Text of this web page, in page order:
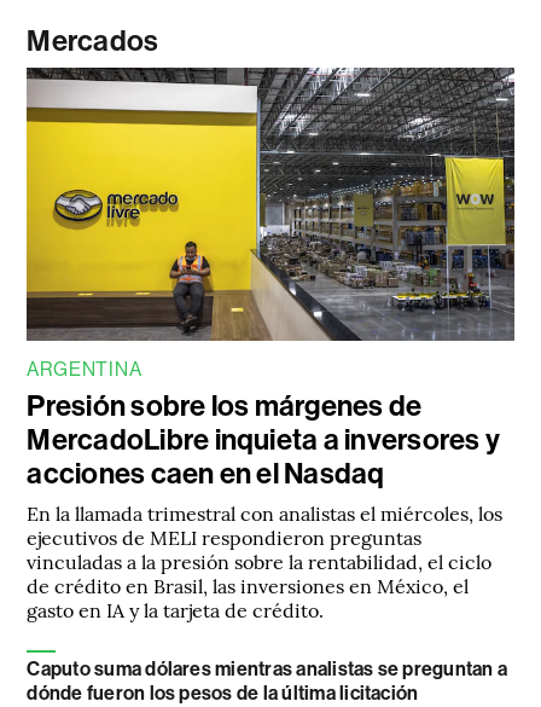
Mercados
ARGENTINA
Presión sobre los márgenes de
MercadoLibre inquieta a inversores y
acciones caen en el Nasdaq
En la llamada trimestral con analistas el miércoles, los
ejecutivos de MELI respondieron preguntas
vinculadas a la presión sobre la rentabilidad, el ciclo
de crédito en Brasil, las inversiones en México, el
gasto en IA y la tarjeta de crédito.
Caputo suma dólares mientras analistas se preguntan a
dónde fueron los pesos de la última licitación